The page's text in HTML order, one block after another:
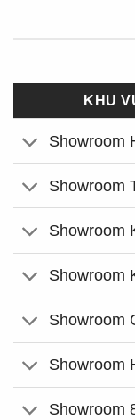
KHU
Showroom
Showroom
Showroom
Showroom
Showroom
Showroom
Showroom